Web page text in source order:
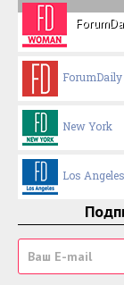
ForumDaily
New York
Los Angeles